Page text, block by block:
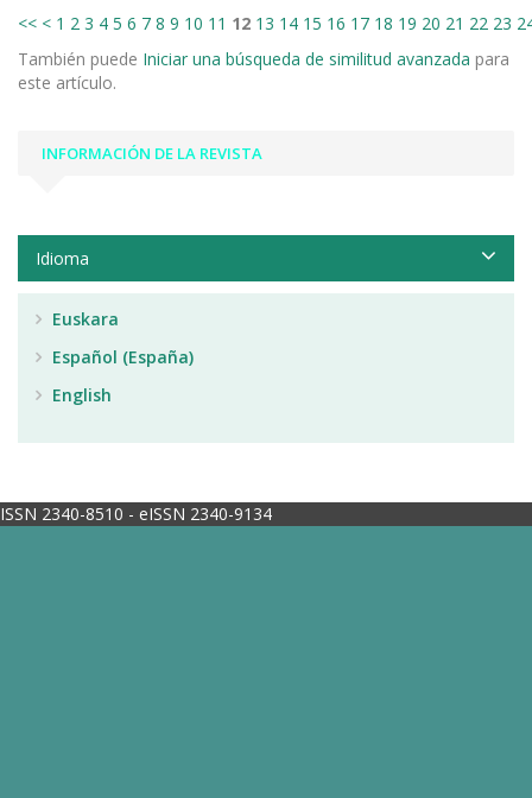
<< < 1 2 3 4 5 6 7 8 9 10 11 12 13 14 15 16 17 18 19 20 21 22 23
También puede Iniciar una búsqueda de similitud avanzada para
este artículo.
INFORMACIÓN DE LA REVISTA
Idioma
Euskara
Español (España)
English
ISSN 2340-8510 - eISSN 2340-9134